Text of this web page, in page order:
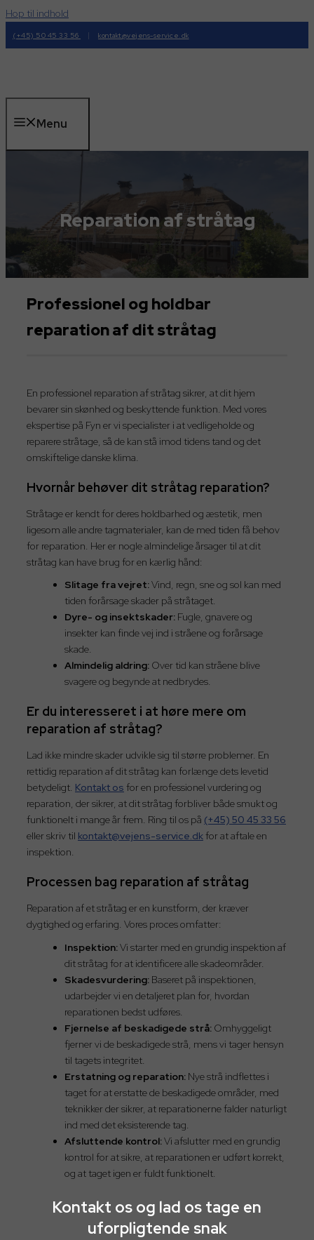
Hop til indhold
(+45) 50 45 33 56 | kontakt@vejens-service.dk
Menu
Reparation af stråtag
Professionel og holdbar
reparation af dit stråtag
En professionel reparation af stråtag sikrer, at dit hjem
bevarer sin skønhed og beskyttende funktion. Med vores
ekspertise på Fyn er vi specialister i at vedligeholde og
reparere stråtage, så de kan stå imod tidens tand og det
omskiftelige danske klima.
Hvornår behøver dit stråtag reparation?
Stråtage er kendt for deres holdbarhed og æstetik, men
ligesom alle andre tagmaterialer, kan de med tiden få behov
for reparation. Her er nogle almindelige årsager til at dit
stråtag kan have brug for en kærlig hånd:
Slitage fra vejret:Vind, regn, sne og sol kan med
tiden forårsage skader på stråtaget.
Dyre- og insektskader: Fugle, gnavere og
insekter kan finde vej ind i stråene og forårsage
skade.
Almindelig aldring: Over tid kan stråene blive
svagere og begynde at nedbrydes.
Er du interesseret i at høre mere om
reparation af stråtag?
Lad ikke mindre skader udvikle sig til større problemer. En
rettidig reparation af dit stråtag kan forlænge dets levetid
betydeligt. Kontakt os for en professionel vurdering og
reparation, der sikrer, at dit stråtag forbliver både smukt og
funktionelt i mange år frem. Ring til os på (+45) 50 45 33 56
eller skriv til kontakt@vejens-service.dkfor at aftale en
inspektion.
Processen bag reparation af stråtag
Reparation af et stråtag er en kunstform, der kræver
dygtighed og erfaring. Vores proces omfatter:
Inspektion:Vi starter med en grundig inspektion af
dit stråtag for at identificere alle skadeområder.
Skadesvurdering: Baseret på inspektionen,
udarbejder vi en detaljeret plan for, hvordan
reparationen bedst udføres.
Fjernelse af beskadigede strå: Omhyggeligt
fjerner vi de beskadigede strå, mens vi tager hensyn
til tagets integritet.
Erstatning og reparation: Nye strå indflettes i
taget for at erstatte de beskadigede områder, med
teknikker der sikrer, at reparationerne falder naturligt
ind med det eksisterende tag.
Afsluttende kontrol:Vi afslutter med en grundig
kontrol for at sikre, at reparationen er udført korrekt,
og at taget igen er fuldt funktionelt.
Kontakt os og lad os tage en
uforpligtende snak